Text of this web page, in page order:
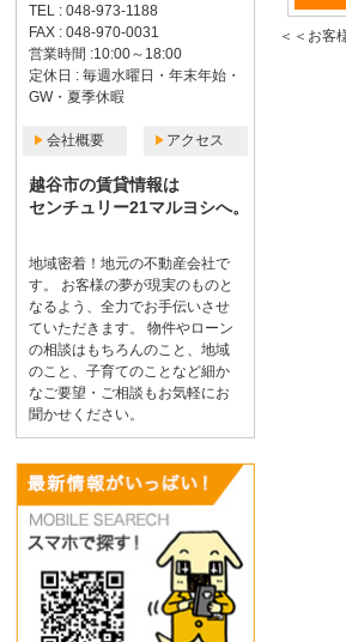
＜＜お客
TEL : 048-973-1188
FAX : 048-970-0031
営業時間 :10:00～18:00
定休日 : 毎週水曜日・年末年始・
GW・夏季休暇
会社概要 アクセス
越谷市の賃貸情報は
センチュリー21マルヨシへ。
地域密着！地元の不動産会社で
す。 お客様の夢が現実のものと
なるよう、全力でお手伝いさせ
ていただきます。 物件やローン
の相談はもちろんのこと、地域
のこと、子育てのことなど細か
なご要望・ご相談もお気軽にお
聞かせください。